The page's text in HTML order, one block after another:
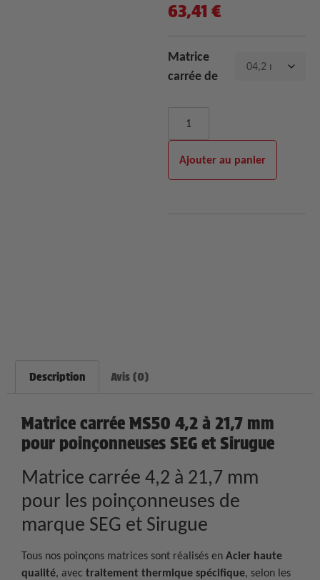
63,41 €
Matrice
carrée de
Ajouter au panier
Description Avis (0)
Matrice carrée MS50 4,2 à 21,7 mm
pour poinçonneuses SEG et Sirugue
Matrice carrée 4,2 à 21,7 mm
pour les poinçonneuses de
marque SEG et Sirugue
Tous nos poinçons matrices sont réalisés en Acier haute
qualité, avec traitement thermique spécifique, selon les